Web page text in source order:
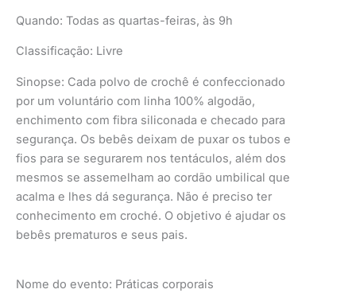
Quando: Todas as quartas-feiras, às 9h
Classificação: Livre
Sinopse: Cada polvo de crochê é confeccionado
por um voluntário com linha 100% algodão,
enchimento com fibra siliconada e checado para
segurança. Os bebês deixam de puxar os tubos e
fios para se segurarem nos tentáculos, além dos
mesmos se assemelham ao cordão umbilical que
acalma e lhes dá segurança. Não é preciso ter
conhecimento em croché. O objetivo é ajudar os
bebês prematuros e seus pais.
Nome do evento: Práticas corporais